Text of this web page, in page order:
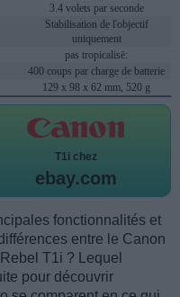
3.4 volets par seconde
Stabilisation de l'objectif
uniquement
pas tropicalisë:
400 coups par charge de batterie
129 x 98 x 62 mm, 520 g
T1i chez
ebay.com
fonctionnalités et
entre le Canon
T1i ? Lequel
pour découvrir